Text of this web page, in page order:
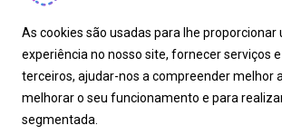
As cookies são usadas para lhe proporcionar
experiência no nosso site, fornecer serviços
terceiros, ajudar-nos a compreender melhor
melhorar o seu funcionamento e para
segmentada.